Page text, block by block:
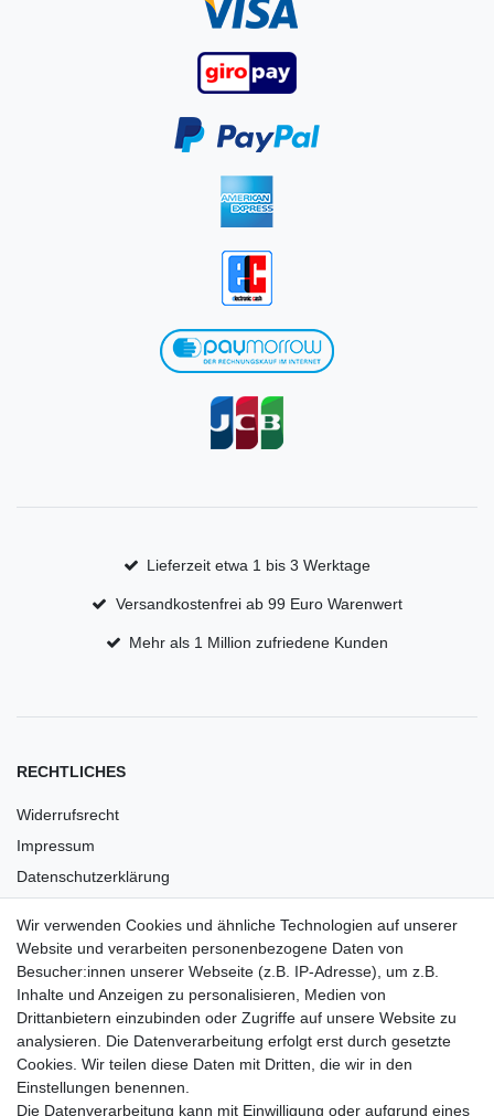
Lieferzeit etwa 1 bis 3 Werktage
Versandkostenfrei ab 99 Euro Warenwert
Mehr als 1 Million zufriedene Kunden
RECHTLICHES
Widerrufsrecht
Impressum
Datenschutzerklärung
Barrierefreiheit
Anleitungen
Vertrag widerrufen
PARTNER
Wir verwenden Cookies und ähnliche Technologien auf unserer
Website und verarbeiten personenbezogene Daten von
Besucher:innen unserer Webseite (z.B. IP-Adresse), um z.B.
Inhalte und Anzeigen zu personalisieren, Medien von
Drittanbietern einzubinden oder Zugriffe auf unsere Website zu
analysieren. Die Datenverarbeitung erfolgt erst durch gesetzte
Cookies. Wir teilen diese Daten mit Dritten, die wir in den
Einstellungen benennen.
Die Datenverarbeitung kann mit Einwilligung oder aufgrund eines